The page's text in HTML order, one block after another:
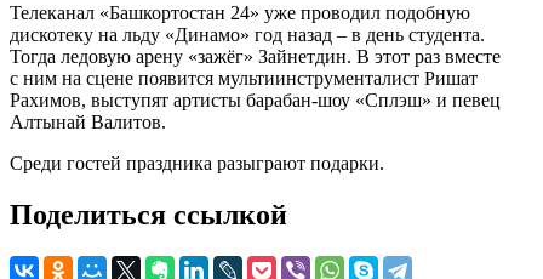
Телеканал «Башкортостан 24» уже проводил подобную
дискотеку на льду «Динамо» год назад – в день студента.
Тогда ледовую арену «зажёг» Зайнетдин. В этот раз вместе
с ним на сцене появится мультиинструменталист Ришат
Рахимов, выступят артисты барабан-шоу «Сплэш» и певец
Алтынай Валитов.
Среди гостей праздника разыграют подарки.
Поделиться ссылкой